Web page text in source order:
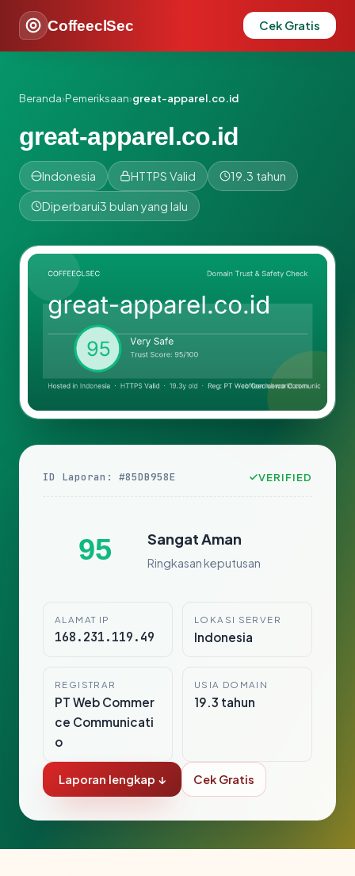
CoffeeclSec Cek Gratis
Beranda›Pemeriksaan›great-apparel.co.id
great-apparel.co.id
Indonesia HTTPS Valid 19.3 tahun
Diperbarui3 bulan yang lalu
ID Laporan: #85DB958E VERIFIED
95 Sangat Aman
Ringkasan keputusan
ALAMAT IP
168.231.119.49
LOKASI SERVER
Indonesia
REGISTRAR
PT Web Commer
ce Communicati
o
USIA DOMAIN
19.3 tahun
Laporan lengkap ↓ Cek Gratis